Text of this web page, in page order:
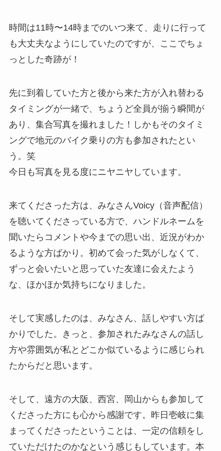
時間は11時〜14時までのいつ来て、走りに行って
も大丈夫なようにしていたのですが、ここでちょ
っとした奇跡が！
先に到着していた方と後から来た方が入れ替わる
タイミングが一緒で、ちょうど全員が揃う瞬間が
あり、集合写真を撮れました！しかもそのタイミ
ングで地元のバイク乗りの方も参加されたとい
う。笑
今日も写真を見る度にニヤニヤしています。
来てくださった方は、みなさんVoicy（音声配信）
を聴いてくださっている方で、ハンドルネームを
聞いたらコメントや今までの思い出、近況がわか
るような方ばかり。初めて会った気がしなくて、
ずっと会いたいと思っていた友達に会えたよう
な、ほかほか気持ちになりました。
そして実感したのは、みなさん、話しやすい方ば
かりでした。きっと、参加されたみなさんの話し
方や雰囲気が私とどこか似ているように感じられ
たからだと思います。
そして、遠方の大阪、西宮、岡山からも参加して
くださった方にも心から感謝です。昨日壱岐に集
まってくださったということは、一定の信頼をし
ていただけたのかなという感じもしています。本